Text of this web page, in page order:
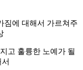
짐에 대해서 가르쳐주
고 훌륭한 노예가 될